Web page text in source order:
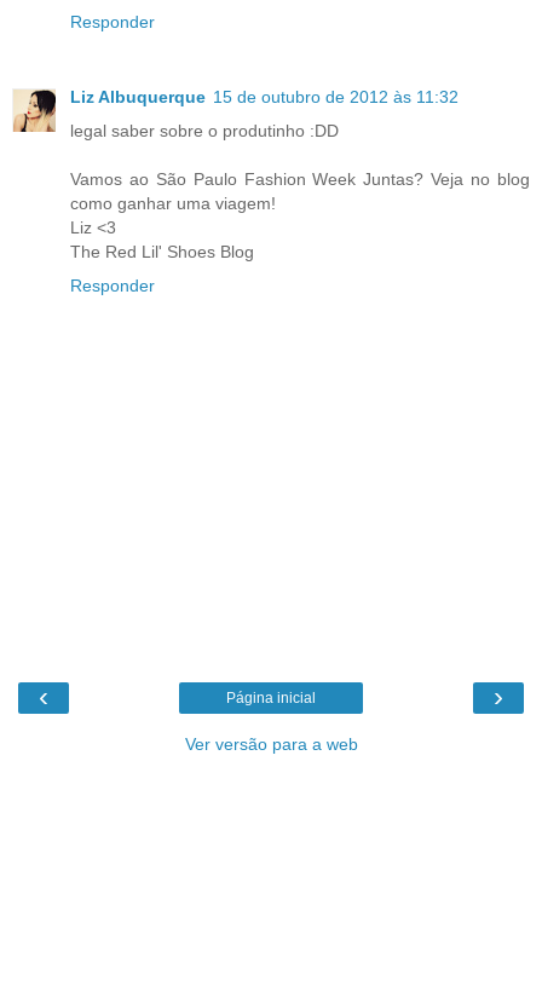
Responder
Liz Albuquerque 15 de outubro de 2012 às 11:32
legal saber sobre o produtinho :DD
Vamos ao São Paulo Fashion Week Juntas? Veja no blog
como ganhar uma viagem!
Liz <3
The Red Lil' Shoes Blog
Responder
‹ ›
Página inicial
Ver versão para a web